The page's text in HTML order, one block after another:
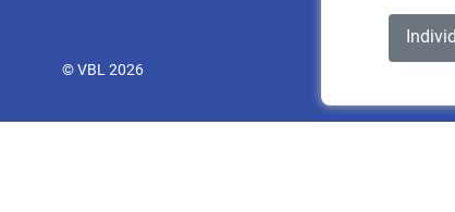
© VBL 2026